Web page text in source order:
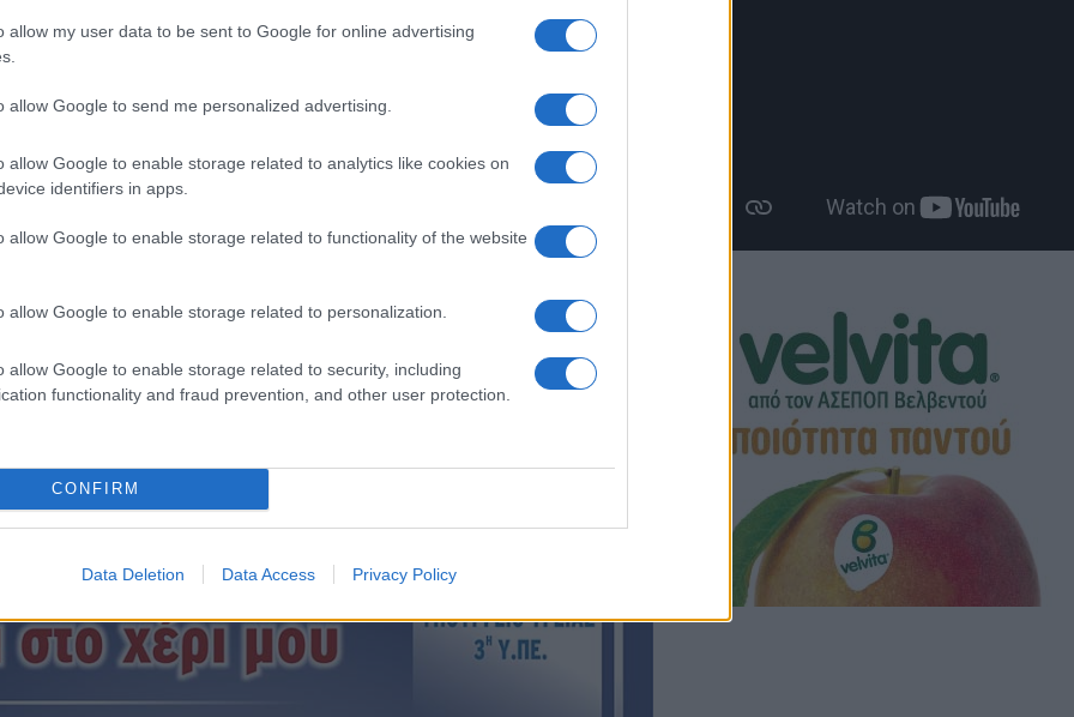
allow my user data to be sent to Google for online advertising
allow Google to send me personalized advertising.
allow Google to enable storage related to analytics like cookies on
identifiers in apps.
allow Google to enable storage related to functionality of the website
allow Google to enable storage related to personalization.
allow Google to enable storage related to security, including
functionality and fraud prevention, and other user protection.
CONFIRM
Data Deletion Data Access Privacy Policy
στην κεντρική πλατεία Κοζάνης.
ενημέρωση και προληπτική εξέταση σακχάρου αίματος.